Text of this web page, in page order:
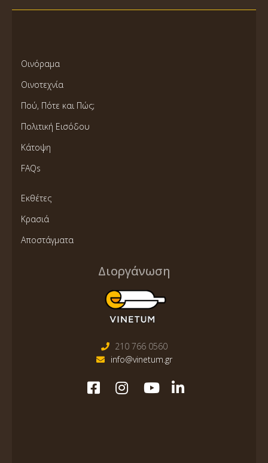
Οινόραμα
Οινοτεχνία
Πού, Πότε και Πώς;
Πολιτική Εισόδου
Κάτοψη
FAQs
Εκθέτες
Κρασιά
Αποστάγματα
Διοργάνωση
210 766 0560
info@vinetum.gr